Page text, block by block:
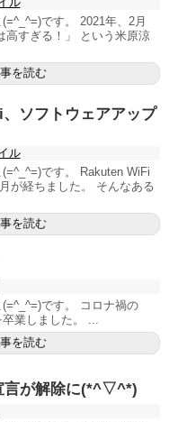
です。 2021年、2月
すぎる！」 という米原涼
を読む
ソフトウェアアップ
ル
です。 Rakuten WiFi
が経ちました。 そんなある
を読む
です。 コロナ禍の
業しました。 ...
を読む
言が解除に(*^▽^*)